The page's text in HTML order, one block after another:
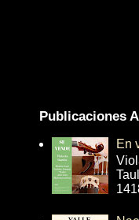
Publicaciones
En